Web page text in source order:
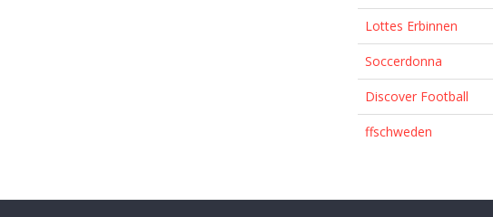
Lottes Erbinnen
Soccerdonna
Discover Football
ffschweden